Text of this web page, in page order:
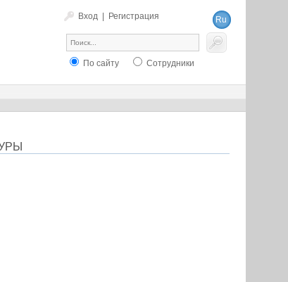
Вход Регистрация
Ru
En
По сайту Сотрудники